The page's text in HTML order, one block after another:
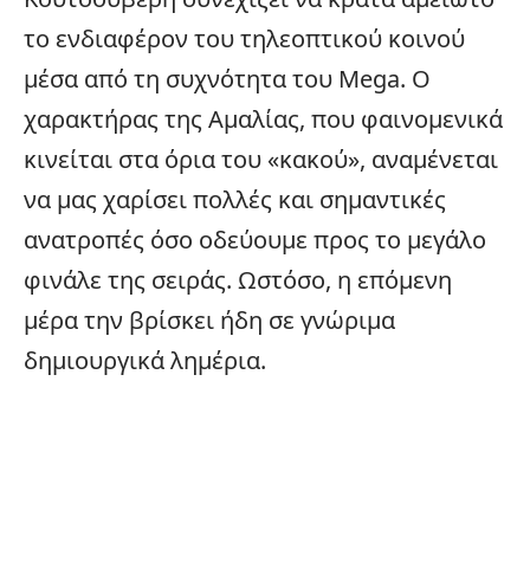
το ενδιαφέρον του τηλεοπτικού κοινού
μέσα από τη συχνότητα του Mega. Ο
χαρακτήρας της Αμαλίας, που φαινομενικά
κινείται στα όρια του «κακού», αναμένεται
να μας χαρίσει πολλές και σημαντικές
ανατροπές όσο οδεύουμε προς το μεγάλο
φινάλε της σειράς. Ωστόσο, η επόμενη
μέρα την βρίσκει ήδη σε γνώριμα
δημιουργικά λημέρια.